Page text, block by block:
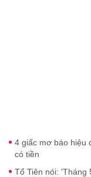
4 giấc mơ báo hiệu
có tiền
Tổ Tiên nói: 'Tháng